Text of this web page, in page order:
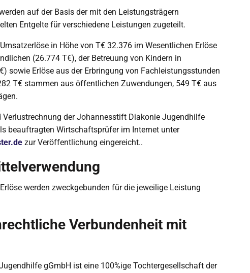
auf der Basis der mit den Leistungsträgern
Entgelte für verschiedene Leistungen zugeteilt.
in Höhe von T€ 32.376 im Wesentlichen Erlöse
(26.774 T€), der Betreuung von Kindern in
sowie Erlöse aus der Erbringung von Fachleistungsstunden
T€ stammen aus öffentlichen Zuwendungen, 549 T€ aus
Verlustrechnung der Johannesstift Diakonie Jugendhilfe
beauftragten Wirtschaftsprüfer im Internet unter
zur Veröffentlichung eingereicht..
werden zweckgebunden für die jeweilige Leistung
Verbundenheit mit
gGmbH ist eine 100%ige Tochtergesellschaft der